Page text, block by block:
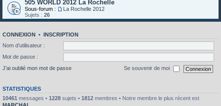
505 WORLD 2012 La Rochelle
Sous-forum :
La Rochelle 2012
Sujets : 26
CONNEXION • INSCRIPTION
Nom d’utilisateur :
Mot de passe :
J’ai oublié mon mot de passe
Se souvenir de moi
STATISTIQUES
10461 messages • 1228 sujets • 1812 membres • Notre membre le plus récent est